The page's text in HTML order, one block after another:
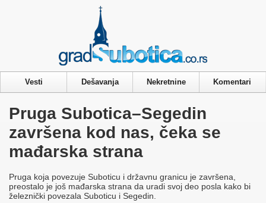
Vesti Dešavanja Nekretnine Komentari
Pruga Subotica–Segedin
završena kod nas, čeka se
mađarska strana
Pruga koja povezuje Suboticu i državnu granicu je završena,
preostalo je još mađarska strana da uradi svoj deo posla kako bi
železnički povezala Suboticu i Segedin.
Privacy & Cookies Policy